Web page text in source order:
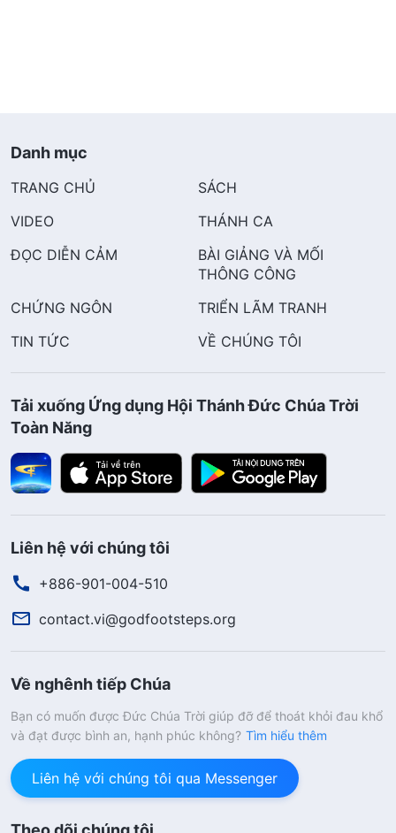
Danh mục
TRANG CHỦ
SÁCH
VIDEO
THÁNH CA
ĐỌC DIỄN CẢM
BÀI GIẢNG VÀ MỐI
THÔNG CÔNG
CHỨNG NGÔN
TRIỂN LÃM TRANH
TIN TỨC
VỀ CHÚNG TÔI
Tải xuống Ứng dụng Hội Thánh Đức Chúa Trời
Toàn Năng
Liên hệ với chúng tôi
+886-901-004-510
contact.vi@godfootsteps.org
Về nghênh tiếp Chúa
Bạn có muốn được Đức Chúa Trời giúp đỡ để thoát khỏi đau khổ
và đạt được bình an, hạnh phúc không? Tìm hiểu thêm
Liên hệ với chúng tôi qua Messenger